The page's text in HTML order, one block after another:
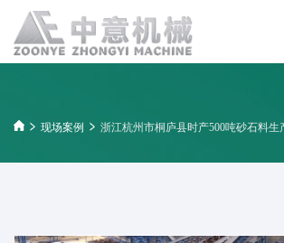
现场案例 浙江杭州市桐庐县时产500吨砂石料生